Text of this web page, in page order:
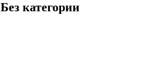
Без категории